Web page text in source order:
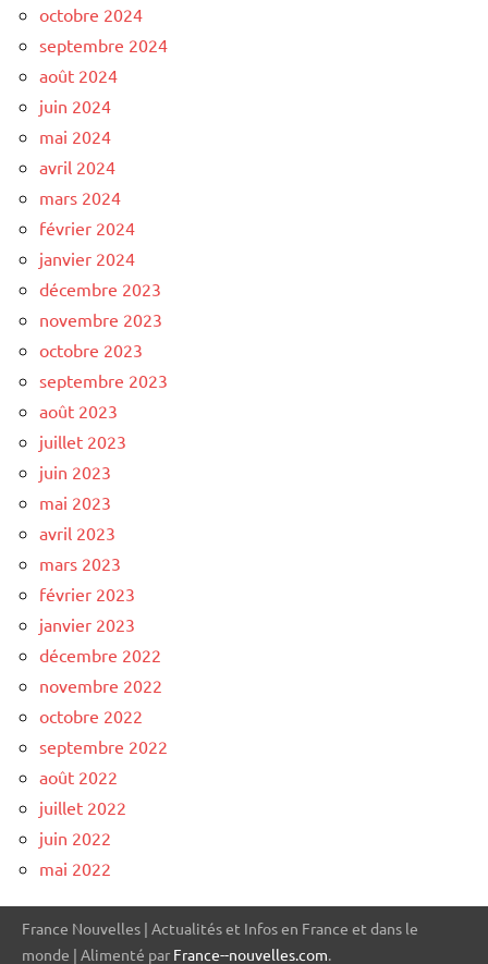
octobre 2024
septembre 2024
août 2024
juin 2024
mai 2024
avril 2024
mars 2024
février 2024
janvier 2024
décembre 2023
novembre 2023
octobre 2023
septembre 2023
août 2023
juillet 2023
juin 2023
mai 2023
avril 2023
mars 2023
février 2023
janvier 2023
décembre 2022
novembre 2022
octobre 2022
septembre 2022
août 2022
juillet 2022
juin 2022
mai 2022
France Nouvelles | Actualités et Infos en France et dans le
monde | Alimenté par France--nouvelles.com.